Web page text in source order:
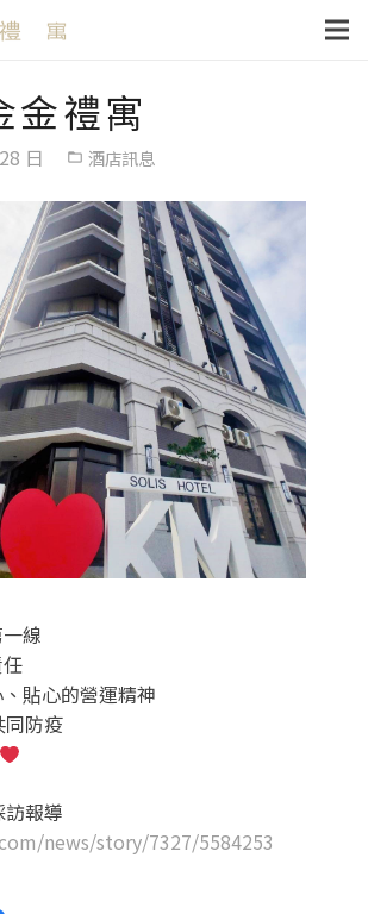
禮寓
日 folder_open 酒店訊息
線
貼心的營運精神
同防疫
報導
news/story/7327/5584253